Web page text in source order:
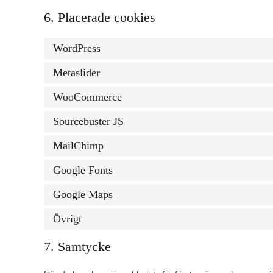
6. Placerade cookies
WordPress
Metaslider
WooCommerce
Sourcebuster JS
MailChimp
Google Fonts
Google Maps
Övrigt
7. Samtycke